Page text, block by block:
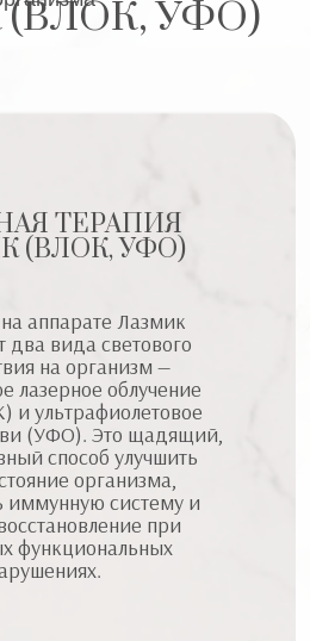
УФО)
аппарате Лазмик
два вида светового
на организм —
лазерное облучение
и ультрафиолетовое
(УФО). Это щадящий,
способ улучшить
организма,
иммунную систему и
при
функциональных
ТЕРАПИЯ
(ВЛОК, УФО)